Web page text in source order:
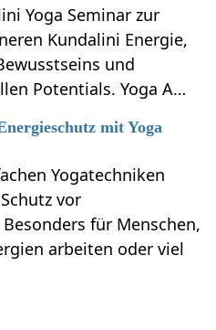
Yoga Seminar zur
Kundalini Energie,
und
Potentials. Yoga A…
mit Yoga
Yogatechniken
vor
für Menschen,
arbeiten oder viel